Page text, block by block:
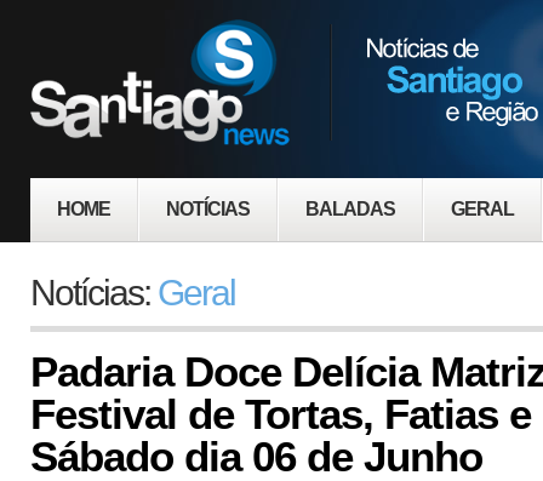
HOME NOTÍCIAS BALADAS GERAL
Notícias: Geral
Padaria Doce Delícia
Festival de Tortas, Fatias e
Sábado dia 06 de Junho